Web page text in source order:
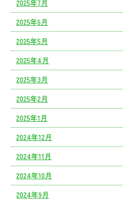
2025年7月
2025年6月
2025年5月
2025年4月
2025年3月
2025年2月
2025年1月
2024年12月
2024年11月
2024年10月
2024年9月